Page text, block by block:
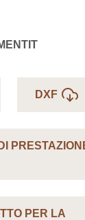
DXF
PER LA